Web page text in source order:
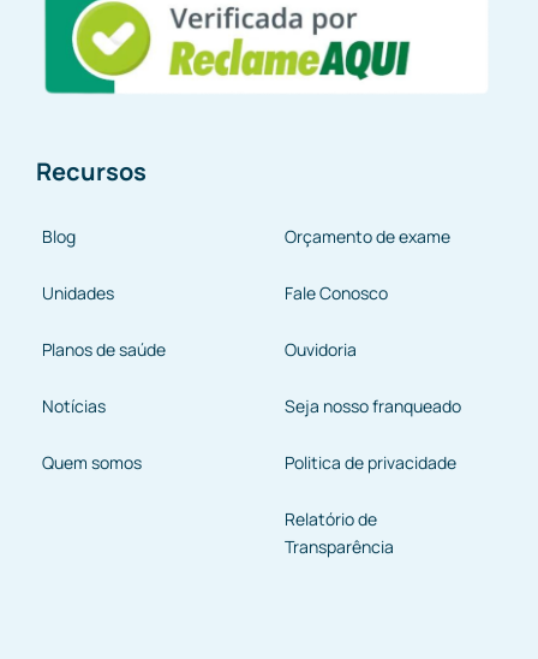
Recursos
Blog
Unidades
Planos de saúde
Notícias
Quem somos
Orçamento de exame
Fale Conosco
Ouvidoria
Seja nosso franqueado
Politica de privacidade
Relatório de
Transparência